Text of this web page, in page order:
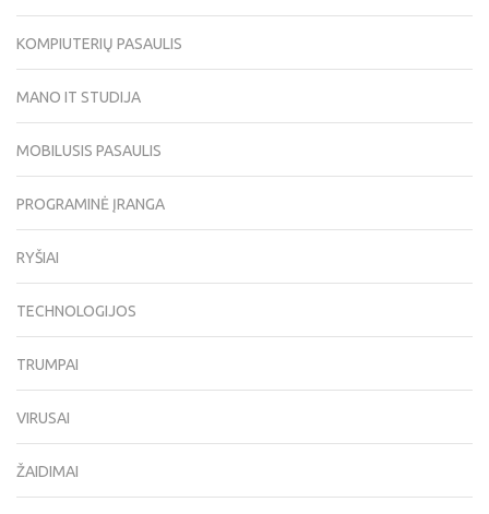
KOMPIUTERIŲ PASAULIS
MANO IT STUDIJA
MOBILUSIS PASAULIS
PROGRAMINĖ ĮRANGA
RYŠIAI
TECHNOLOGIJOS
TRUMPAI
VIRUSAI
ŽAIDIMAI